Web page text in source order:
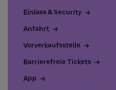
Einlass & Security
Anfahrt
Vorverkaufsstelle
Barrierefreie Tickets
App